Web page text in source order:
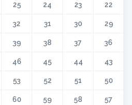
22
23
24
25
29
30
31
32
36
37
38
39
43
44
45
46
50
51
52
53
57
58
59
60